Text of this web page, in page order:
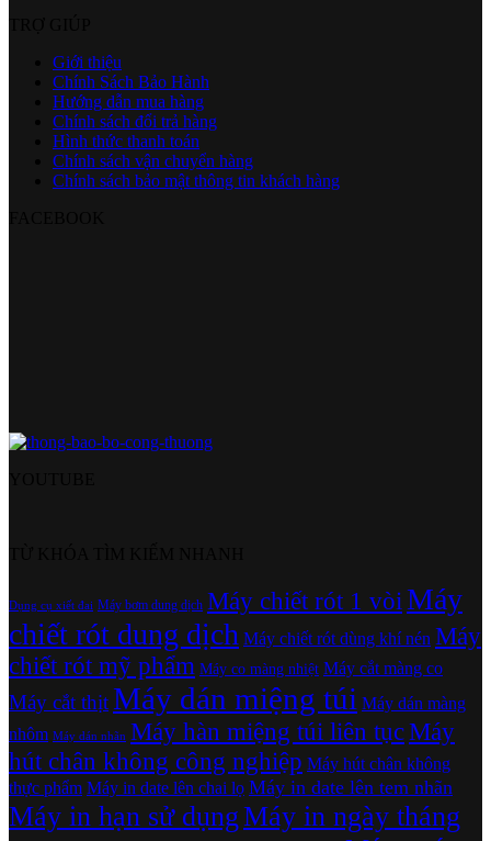
Giới thiệu
Chính Sách Bảo Hành
Hướng dẫn mua hàng
Chính sách đổi trả hàng
Hình thức thanh toán
Chính sách vận chuyển hàng
Chính sách bảo mật thông tin khách hàng
Dụng cụ xiết đai Máy bơm dung dịch Máy chiết rót 1 vòiMáy
chiết rót dung dịch Máy chiết rót dùng khí nén Máy
chiết rót mỹ phẩm Máy co màng nhiệt Máy cắt màng co
Máy cắt thịtMáy dán miệng túi Máy dán màng
nhôm Máy dán nhãn Máy hàn miệng túi liên tụcMáy
hút chân không công nghiệp Máy hút chân không
thực phẩm Máy in date lên chai lọ Máy in date lên tem nhãn
Máy in hạn sử dụngMáy in ngày tháng